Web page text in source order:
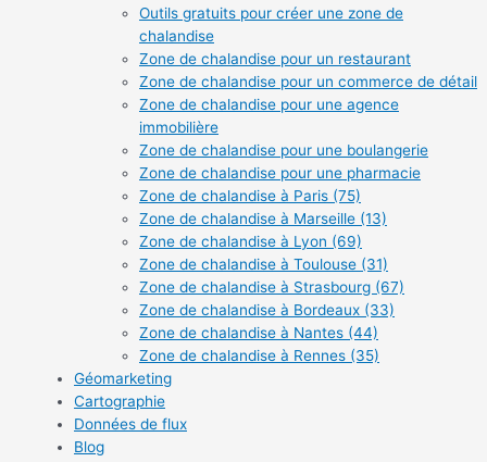
Outils gratuits pour créer une zone de
chalandise
Zone de chalandise pour un restaurant
Zone de chalandise pour un commerce de détail
Zone de chalandise pour une agence
immobilière
Zone de chalandise pour une boulangerie
Zone de chalandise pour une pharmacie
Zone de chalandise à Paris (75)
Zone de chalandise à Marseille (13)
Zone de chalandise à Lyon (69)
Zone de chalandise à Toulouse (31)
Zone de chalandise à Strasbourg (67)
Zone de chalandise à Bordeaux (33)
Zone de chalandise à Nantes (44)
Zone de chalandise à Rennes (35)
Géomarketing
Cartographie
Données de flux
Blog